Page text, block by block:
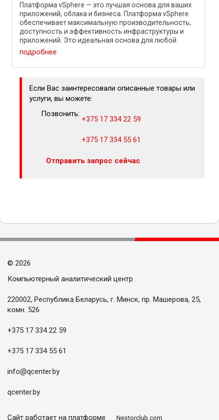
Платформа vSphere — это лучшая основа для ваших
приложений, облака и бизнеса. Платформа vSphere
обеспечивает максимальную производительность,
доступность и эффективность инфраструктуры и
приложений. Это идеальная основа для любой
облачной среды. ...
подробнее
Если Вас заинтересовали описанные товары или
услуги, вы можете:
Позвонить:
+375 17 334 22 59
+375 17 334 55 61
Отправить запрос сейчас
© 2026
Компьютерный аналитический центр
220002, Республика Беларусь, г. Минск, пр. Машерова, 25,
комн. 526
+375 17 334 22 59
+375 17 334 55 61
info@qcenter.by
qcenter.by
Сайт работает на платформе Nestorclub.com